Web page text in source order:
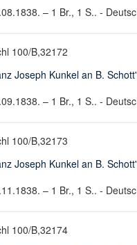
– 1 Br., 1 S.. -
100/B,32172
Joseph Kunkel an B.
– 1 Br., 1 S.. -
100/B,32173
Joseph Kunkel an B.
– 1 Br., 1 S.. -
100/B,32174